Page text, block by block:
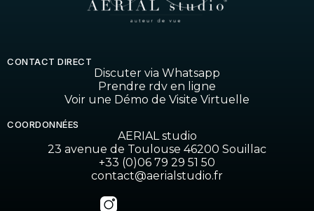
COORDONNÉES
AERIAL studio
23 avenue de Toulouse 46200 Souillac
+33 (0)06 79 29 51 50
contact@aerialstudio.fr
CONTACT DIRECT
Discuter via Whatsapp
Prendre rdv en ligne
Voir une Démo de Visite Virtuelle